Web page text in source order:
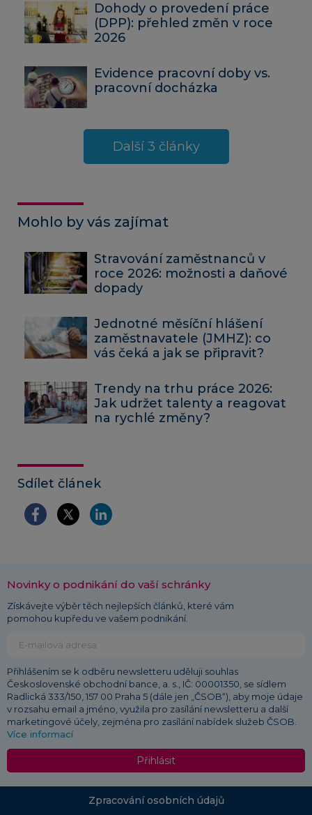
Dohody o provedení práce
(DPP): přehled změn v roce
2026
Evidence pracovní doby vs.
pracovní docházka
Další 3 články
Mohlo by vás zajímat
Stravování zaměstnanců v
roce 2026: možnosti a daňové
dopady
Jednotné měsíční hlášení
zaměstnavatele (JMHZ): co
vás čeká a jak se připravit?
Trendy na trhu práce 2026:
Jak udržet talenty a reagovat
na rychlé změny?
Sdílet článek
Novinky o podnikání do vaší schránky
Získávejte výběr těch nejlepších článků, které vám
pomohou kupředu ve vašem podnikání.
Přihlášením se k odběru newsletteru uděluji souhlas
Československé obchodní bance, a. s., IČ: 00001350, se sídlem
Radlická 333/150, 157 00 Praha 5 (dále jen „ČSOB“), aby moje údaje
v rozsahu email a jméno, využila pro zasílání newsletteru a další
marketingové účely, zejména pro zasílání nabídek služeb ČSOB.
Více informací
Přihlásit
Zpracování osobních údajů